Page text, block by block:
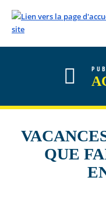
QUE